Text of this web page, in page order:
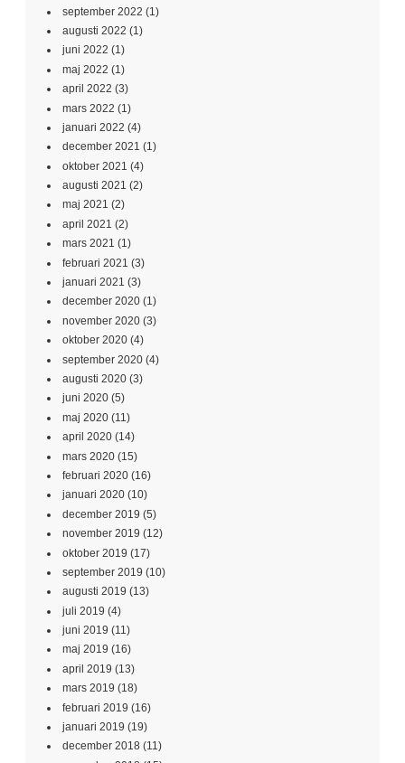
september 2022 (1)
augusti 2022 (1)
juni 2022 (1)
maj 2022 (1)
april 2022 (3)
mars 2022 (1)
januari 2022 (4)
december 2021 (1)
oktober 2021 (4)
augusti 2021 (2)
maj 2021 (2)
april 2021 (2)
mars 2021 (1)
februari 2021 (3)
januari 2021 (3)
december 2020 (1)
november 2020 (3)
oktober 2020 (4)
september 2020 (4)
augusti 2020 (3)
juni 2020 (5)
maj 2020 (11)
april 2020 (14)
mars 2020 (15)
februari 2020 (16)
januari 2020 (10)
december 2019 (5)
november 2019 (12)
oktober 2019 (17)
september 2019 (10)
augusti 2019 (13)
juli 2019 (4)
juni 2019 (11)
maj 2019 (16)
april 2019 (13)
mars 2019 (18)
februari 2019 (16)
januari 2019 (19)
december 2018 (11)